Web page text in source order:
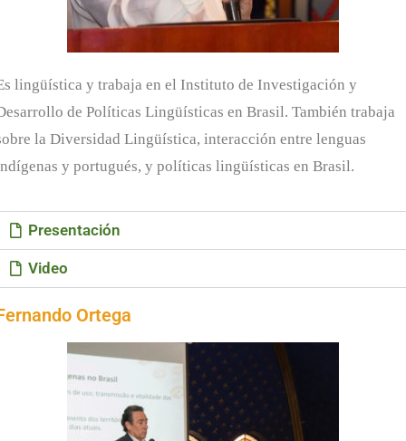
lingüística y trabaja en el Instituto de Investigación y
de Políticas Lingüísticas en Brasil. También trabaja
la Diversidad Lingüística, interacción entre lenguas
y portugués, y políticas lingüísticas en Brasil.
Presentación
Video
Ortega